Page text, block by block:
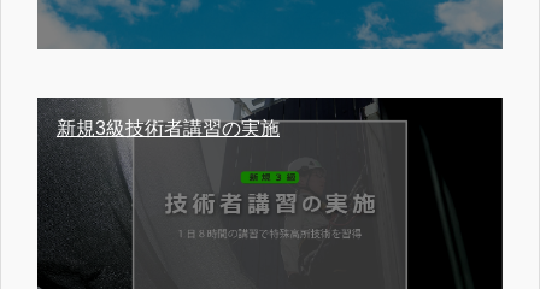
新規3級技術者講習の実施